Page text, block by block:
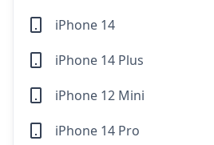
iPhone 14
iPhone 14 Plus
iPhone 12 Mini
iPhone 14 Pro